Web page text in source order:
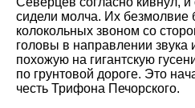
сидели молча. Их безмолвие
колокольных звоном со
головы в направлении звука
похожую на гигантскую
по грунтовой дороге. Это
честь Трифона Печорского.